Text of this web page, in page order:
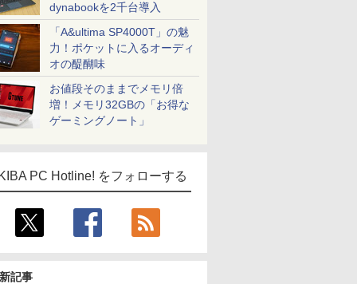
dynabookを2千台導入
「A&ultima SP4000T」の魅
力！ポケットに入るオーディ
オの醍醐味
お値段そのままでメモリ倍
増！メモリ32GBの「お得な
ゲーミングノート」
PC Hotline! をフォローする
記事